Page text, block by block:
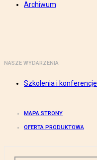
Archiwum
NASZE WYDARZENIA
Szkolenia i konferencje
MAPA STRONY
OFERTA PRODUKTOWA